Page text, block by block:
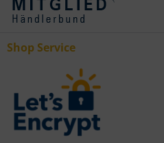
Shop Service
Verwendung genauer Standortdaten
Endgeräteeigenschaften zur